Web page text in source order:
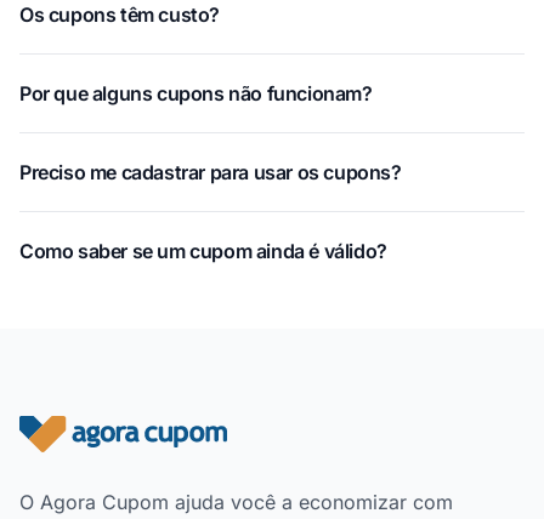
Os cupons têm custo?
Por que alguns cupons não funcionam?
Preciso me cadastrar para usar os cupons?
Como saber se um cupom ainda é válido?
Rodapé do site
O Agora Cupom ajuda você a economizar com